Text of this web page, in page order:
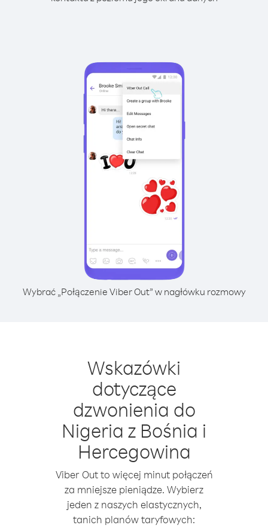
Wybrać „Połączenie Viber Out” w nagłówku rozmowy
Wskazówki
dotyczące
dzwonienia do
Nigeria z Bośnia i
Hercegowina
Viber Out to więcej minut połączeń
za mniejsze pieniądze. Wybierz
jeden z naszych elastycznych,
tanich planów taryfowych: